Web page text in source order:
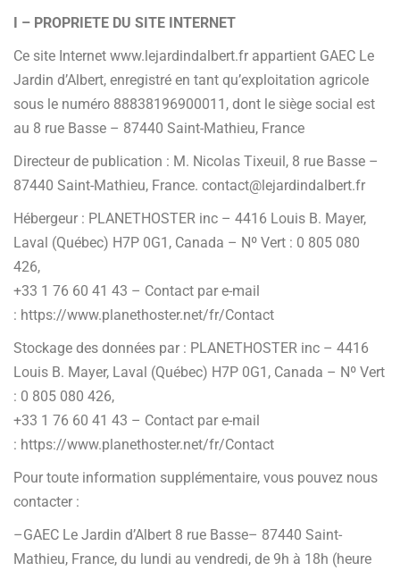
I – PROPRIETE DU SITE INTERNET
Ce site Internet www.lejardindalbert.fr appartient GAEC Le
Jardin d’Albert, enregistré en tant qu’exploitation agricole
sous le numéro 88838196900011, dont le siège social est
au 8 rue Basse – 87440 Saint-Mathieu, France
Directeur de publication : M. Nicolas Tixeuil, 8 rue Basse –
87440 Saint-Mathieu, France. contact@lejardindalbert.fr
Hébergeur : PLANETHOSTER inc – 4416 Louis B. Mayer,
Laval (Québec) H7P 0G1, Canada – Nº Vert : 0 805 080
426,
+33 1 76 60 41 43 – Contact par e-mail
: https://www.planethoster.net/fr/Contact
Stockage des données par : PLANETHOSTER inc – 4416
Louis B. Mayer, Laval (Québec) H7P 0G1, Canada – Nº Vert
: 0 805 080 426,
+33 1 76 60 41 43 – Contact par e-mail
: https://www.planethoster.net/fr/Contact
Pour toute information supplémentaire, vous pouvez nous
contacter :
–GAEC Le Jardin d’Albert 8 rue Basse– 87440 Saint-
Mathieu, France, du lundi au vendredi, de 9h à 18h (heure